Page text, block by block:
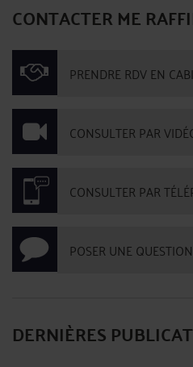
CONTACTER ME
PRENDRE RDV EN
CONSULTER PAR
CONSULTER PAR
POSER UNE
DERNIÈRES